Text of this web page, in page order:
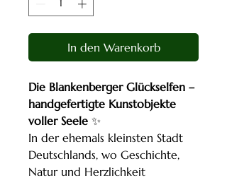
In den Warenkorb
Die Blankenberger Glückselfen –
handgefertigte Kunstobjekte
voller Seele ✨
In der ehemals kleinsten Stadt
Deutschlands, wo Geschichte,
Natur und Herzlichkeit